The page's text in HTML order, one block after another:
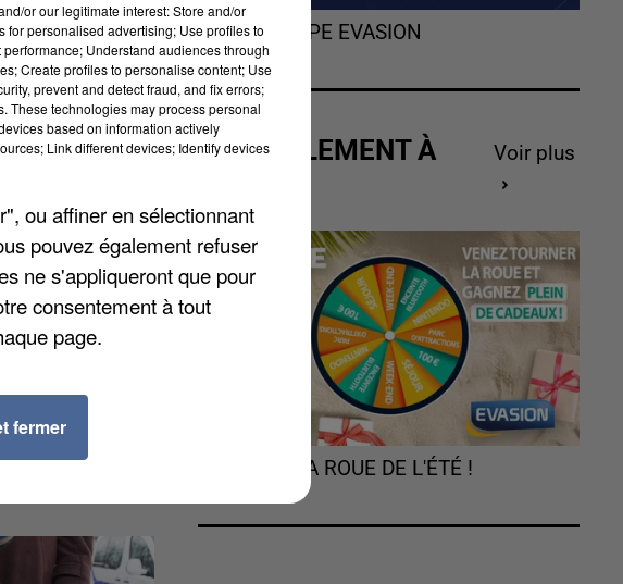
menaçait de
pour soulager
de Péronne.
soulager. La
toiture où des
L'HOROSCOPE EVASION
ACTUELLEMENT À
Voir plus
TOURNEZ LA ROUE DE L'ÉTÉ !
or our legitimate interest: Store and/or
personalised advertising; Use profiles to
Understand audiences through
Create profiles to personalise content; Use
prevent and detect fraud, and fix errors;
These technologies may process personal
based on information actively
Link different devices; Identify devices
ou affiner en sélectionnant
pouvez également refuser
ne s'appliqueront que pour
consentement à tout
page.
fermer